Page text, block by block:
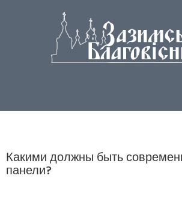
Какими должны быть
панели?